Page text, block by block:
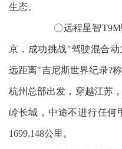
生态。
〇远程星智
京，成功挑战"驾驶混合
远距离"吉尼斯世界纪录?
杭州总部出发，穿越江苏
岭长城，中途不进行任何
1699.148公里。